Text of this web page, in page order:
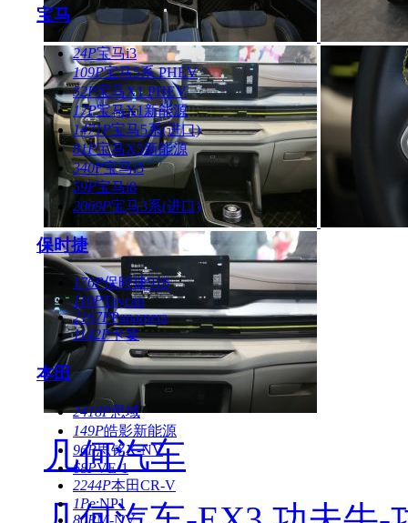
宝马
24P宝马i3
109P宝马5系 PHEV
52P宝马X1 PHEV
17P宝马X1新能源
1471P宝马5系(进口)
81P宝马X5新能源
340P宝马i3
59P宝马i8
2069P宝马3系(进口)
保时捷
176P保时捷918
110PTaycan
2167PPanamera
1142P卡宴
本田
2418P思域
149P皓影新能源
96P思铭X-NV
68PVE-1
2244P本田CR-V
1Pe:NP1
80PM-NV
几何汽车